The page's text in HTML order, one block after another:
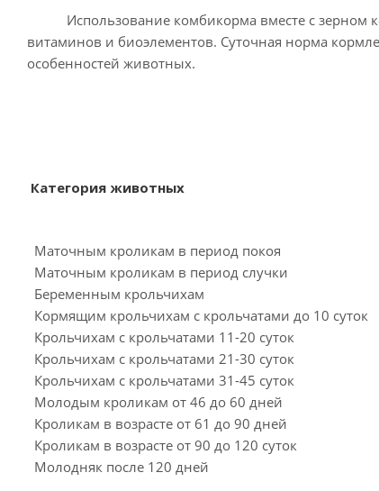
Использование комбикорма вместе с зерном
витаминов и биоэлементов. Суточная норма
особенностей животных.
Категория животных
Маточным кроликам в период покоя
Маточным кроликам в период случки
Беременным крольчихам
Кормящим крольчихам с крольчатами до 10 суток
Крольчихам с крольчатами 11-20 суток
Крольчихам с крольчатами 21-30 суток
Крольчихам с крольчатами 31-45 суток
Молодым кроликам от 46 до 60 дней
Кроликам в возрасте от 61 до 90 дней
Кроликам в возрасте от 90 до 120 суток
Молодняк после 120 дней